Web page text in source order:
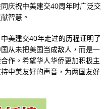
庆祝中美建交40周年时广泛交
智慧。
美建交40年走过的历程证明了
从未把美国当成敌人，而是一
作。希望华人华侨更加积极主
中美友好的声音，为两国友好